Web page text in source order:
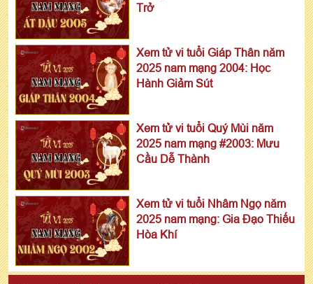
Trở
Xem tử vi tuổi Giáp Thân năm
2025 nam mạng 2004: Học
Hành Giảm Sút
Xem tử vi tuổi Quý Mùi năm
2025 nam mạng #2003: Mưu
Cầu Dễ Thành
Xem tử vi tuổi Nhâm Ngọ năm
2025 nam mạng: Gia Đạo Thiếu
Hòa Khí